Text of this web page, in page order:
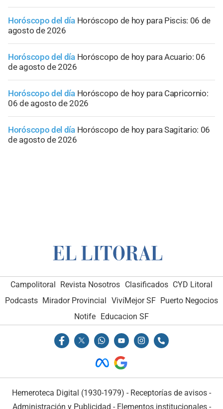
Horóscopo del día Horóscopo de hoy para Piscis: 06 de
agosto de 2026
Horóscopo del día Horóscopo de hoy para Acuario: 06
de agosto de 2026
Horóscopo del día Horóscopo de hoy para Capricornio:
06 de agosto de 2026
Horóscopo del día Horóscopo de hoy para Sagitario: 06
de agosto de 2026
Campolitoral Revista Nosotros Clasificados CYD Litoral
Podcasts Mirador Provincial VivíMejor SF Puerto Negocios
Notife Educacion SF
Hemeroteca Digital (1930-1979) - Receptorías de avisos -
Administración y Publicidad - Elementos institucionales-